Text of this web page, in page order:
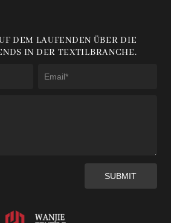
DEM LAUFENDEN ÜBER DIE
IN DER TEXTILBRANCHE.